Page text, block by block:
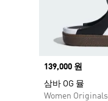
Price
139,000 원
삼바 OG 뮬
Women Originals